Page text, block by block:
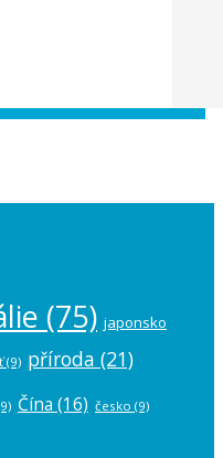
(75) japonsko
(9) příroda (21)
Čína (16) česko (9)